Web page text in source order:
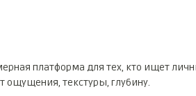
платформа для тех, кто ищет
ощущения, текстуры, глубину.